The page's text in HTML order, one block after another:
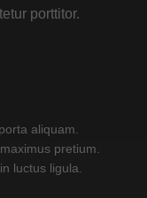
porttitor.
aliquam.
pretium.
luctus ligula.